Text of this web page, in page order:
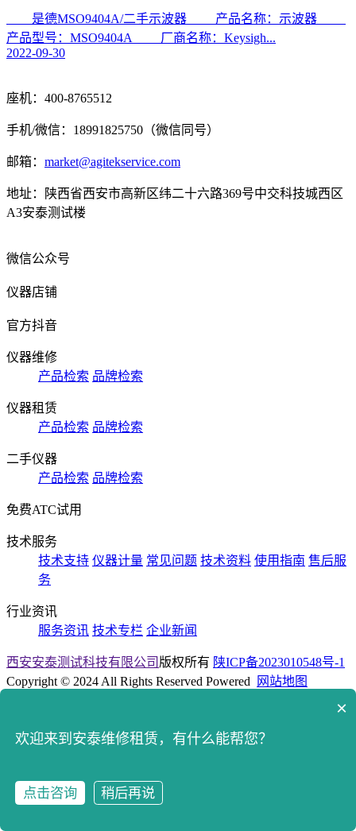
是德MSO9404A/二手示波器 产品名称：示波器
产品型号：MSO9404A 厂商名称：Keysigh...
2022-09-30
座机：400-8765512
手机/微信：18991825750（微信同号）
邮箱： market@agitekservice.com
地址：陕西省西安市高新区纬二十六路369号中交科技城西区
A3安泰测试楼
微信公众号
仪器店铺
官方抖音
仪器维修
产品检索 品牌检索
仪器租赁
产品检索 品牌检索
二手仪器
产品检索 品牌检索
免费ATC试用
技术服务
技术支持 仪器计量 常见问题 技术资料 使用指南 售后服
务
行业资讯
服务资讯 技术专栏 企业新闻
西安安泰测试科技有限公司 版权所有 陕ICP备2023010548号-1
Copyright © 2024 All Rights Reserved Powered
网站地图
售后服务
咨询电话
×
欢迎来到安泰维修租赁，有什么能帮您？
点击咨询
稍后再说
点击咨询